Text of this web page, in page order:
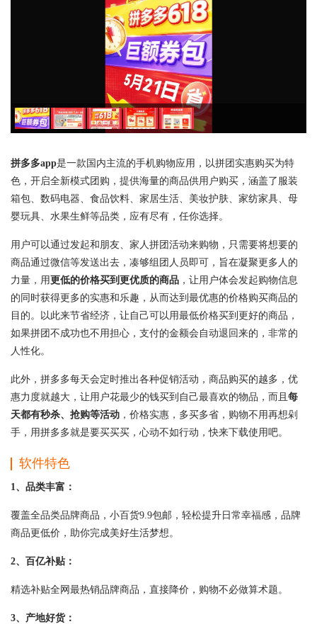
拼多多app是一款国内主流的手机购物应用，以拼团实惠购买为特
色，开启全新模式团购，提供海量的商品供用户购买，涵盖了服装
箱包、数码电器、食品饮料、家居生活、美妆护肤、家纺家具、母
婴玩具、水果生鲜等品类，应有尽有，任你选择。
用户可以通过发起和朋友、家人拼团活动来购物，只需要将想要的
商品通过微信等发送出去，凑够组团人员即可，旨在凝聚更多人的
力量，用更低的价格买到更优质的商品 ，让用户体会发起购物信息
的同时获得更多的实惠和乐趣，从而达到最优惠的价格购买商品的
目的。以此来节省经济，让自己可以用最低价格买到更好的商品，
如果拼团不成功也不用担心，支付的金额会自动退回来的，非常的
人性化。
此外，拼多多每天会定时推出各种促销活动，商品购买的越多，优
惠力度就越大，让用户花最少的钱买到自己最喜欢的物品，而且 每
天都有秒杀、抢购等活动 ，价格实惠，多买多省，购物不用再想剁
手，用拼多多就是要买买买，心动不如行动，快来下载使用吧。
软件特色
1、品类丰富：
覆盖全品类品牌商品，小百货9.9包邮，轻松提升日常幸福感，品牌
商品更低价，助你完成美好生活梦想。
2、百亿补贴：
精选补贴全网最热销品牌商品，直接降价，购物不必做算术题。
3、产地好货：